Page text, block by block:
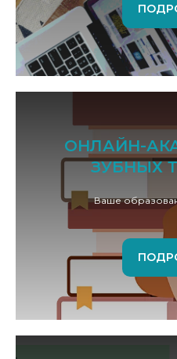
ОНЛАЙН-
ЗУБНЫХ
Ваше